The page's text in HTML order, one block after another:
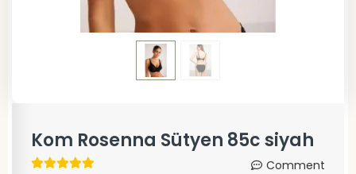
Kom Rosenna Sütyen 85c siyah
Comment